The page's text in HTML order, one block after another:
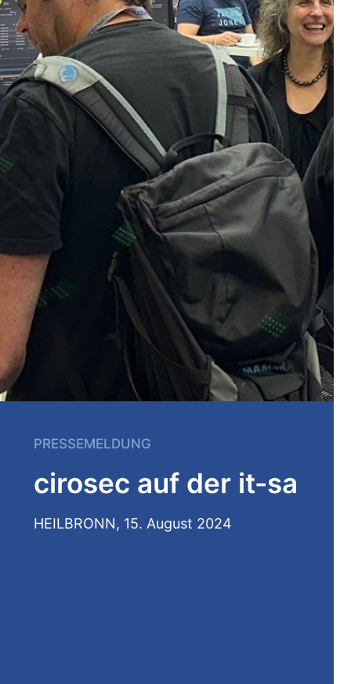
PRESSEMELDUNG
cirosec auf der it-sa
HEILBRONN, 15. August 2024